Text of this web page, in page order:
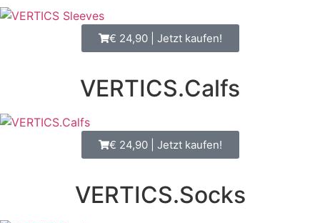
€ 24,90 | Jetzt kaufen!
VERTICS.Calfs
€ 24,90 | Jetzt kaufen!
VERTICS.Socks